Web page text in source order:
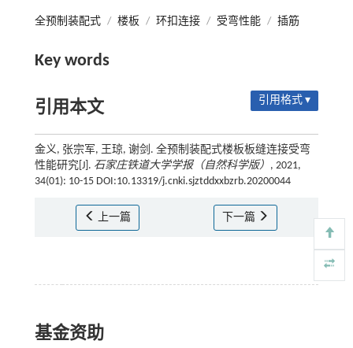
全预制装配式 / 楼板 / 环扣连接 / 受弯性能 / 插筋
Key words
引用本文 引用格式 ▾
金义, 张宗军, 王琼, 谢剑. 全预制装配式楼板板缝连接受弯
性能研究[J]. 石家庄铁道大学学报（自然科学版） , 2021,
34(01): 10-15 DOI:10.13319/j.cnki.sjztddxxbzrb.20200044
上一篇 下一篇
基金资助